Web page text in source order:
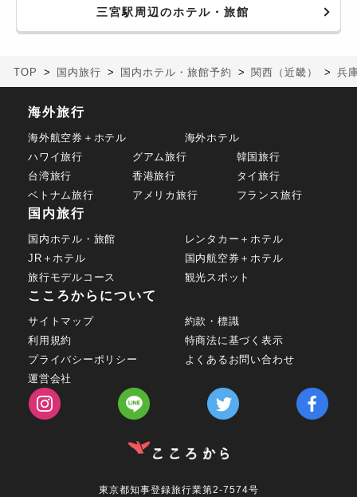
三宮駅周辺のホテル・旅館
TOP 国内旅行 国内ホテル・旅館予約 関西（近畿） 兵
海外旅行
海外航空券＋ホテル
海外ホテル
ハワイ旅行
グアム旅行
韓国旅行
台湾旅行
香港旅行
タイ旅行
ベトナム旅行
アメリカ旅行 フランス旅行
国内旅行
国内ホテル・旅館
レンタカー＋ホテル
JR＋ホテル
国内航空券＋ホテル
旅行モデルコース
観光スポット
こころからについて
サイトマップ
約款・標識
利用規約
特商法に基づく表示
プライバシーポリシー
よくあるお問い合わせ
運営会社
東京都知事登録旅行業第2-7574号